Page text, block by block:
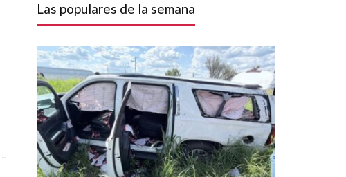
Las populares de la semana